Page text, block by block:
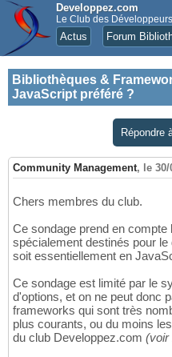
Developpez.com
Le Club des
Actus Forum
Bibliothèques &
JavaScript préféré ?
Répondre
Community Management, le
Chers membres du club.
Ce sondage prend en compte
spécialement destinés pour
soit essentiellement en
Ce sondage est limité par le
d'options, et on ne peut donc
frameworks qui sont très
plus courants, ou du moins
du club Developpez.com (voir